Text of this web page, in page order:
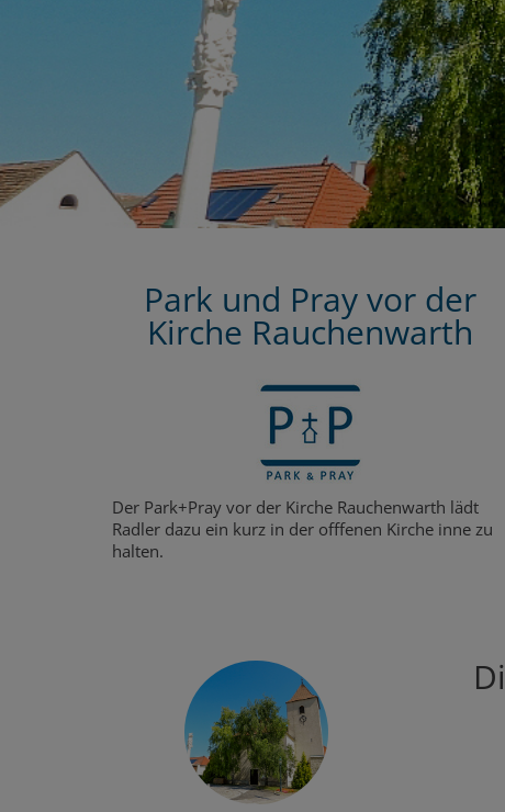
Park und Pray vor der
Kirche Rauchenwarth
Der Park+Pray vor der Kirche Rauchenwarth lädt
Radler dazu ein kurz in der offfenen Kirche inne zu
halten.